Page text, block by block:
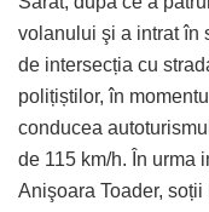
volanului şi a intrat în
de intersecția cu
polițiștilor, în
conducea
de 115 km/h. În urma
Anişoara Toader,